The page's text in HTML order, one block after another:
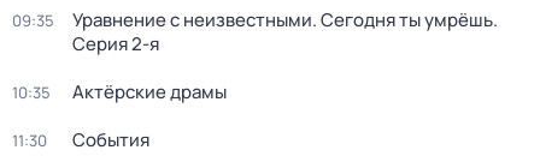
09:35 Уравнение с неизвестными. Сегодня ты умрёшь.
Серия 2-я
10:35 Актёрские драмы
11:30 События